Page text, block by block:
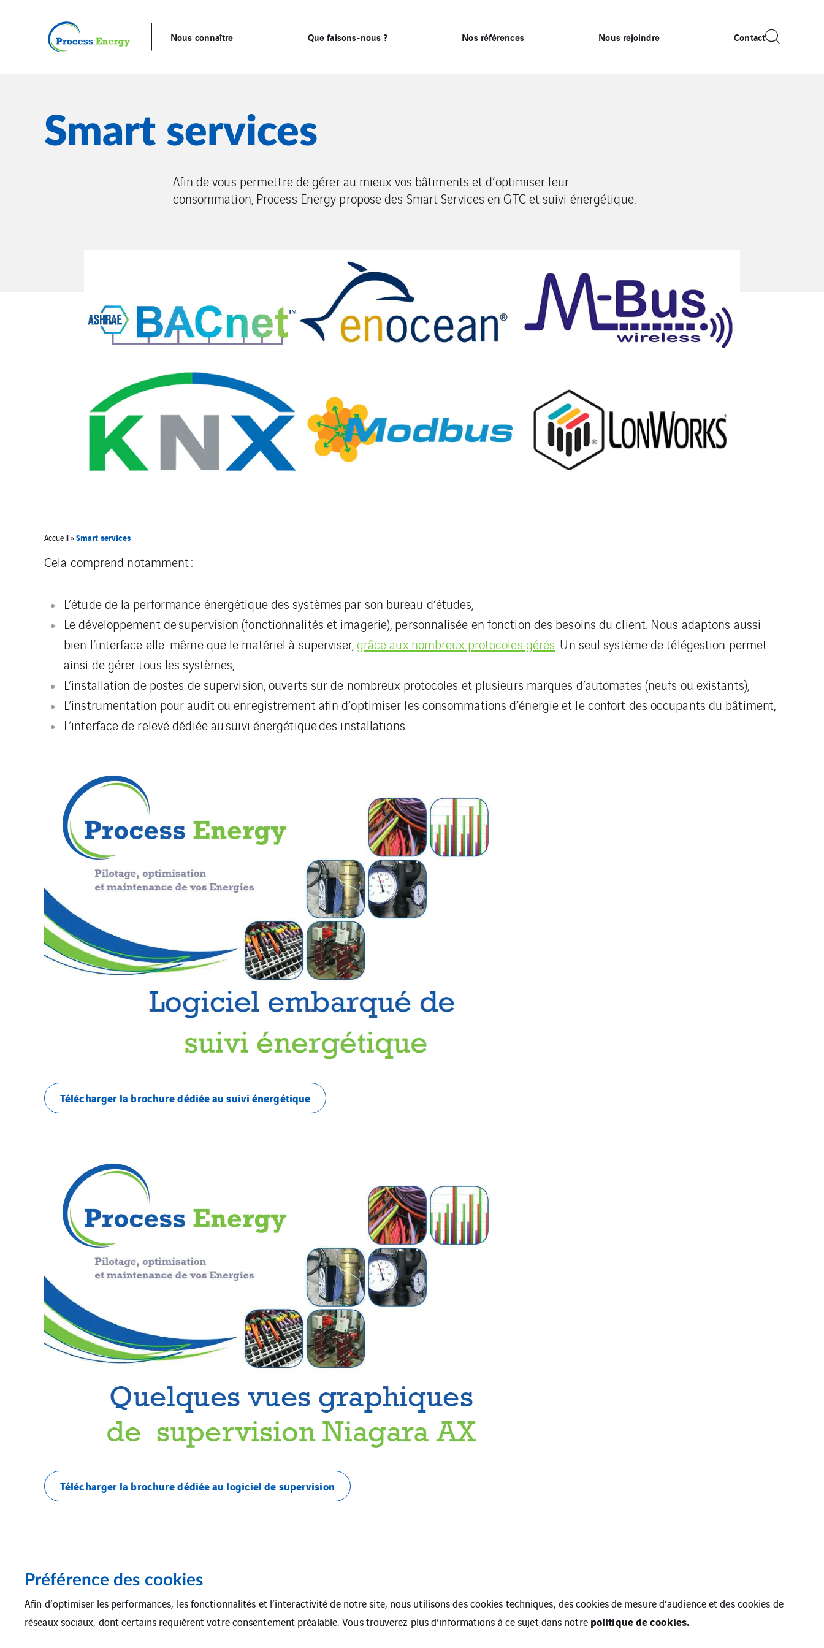
Nous connaître Que faisons-nous ? Nos références Nous rejoindre Contact
Smart services
Afin de vous permettre de gérer au mieux vos bâtiments et d’optimiser leur
consommation, Process Energy propose des Smart Services en GTC et suivi énergétique.
Accueil»Smart services
Cela comprend notamment :
L’étude de la performance énergétique des systèmes par son bureau d’études,
Le développement de supervision (fonctionnalités et imagerie), personnalisée en fonction des besoins du client. Nous adaptons aussi
bien l’interface elle-même que le matériel à superviser, grâce aux nombreux protocoles gérés . Un seul système de télégestion permet
ainsi de gérer tous les systèmes,
L’installation de postes de supervision, ouverts sur de nombreux protocoles et plusieurs marques d’automates (neufs ou existants),
L’instrumentation pour audit ou enregistrement afin d’optimiser les consommations d’énergie et le confort des occupants du bâtiment,
L’interface de relevé dédiée au suivi énergétique des installations.
Télécharger la brochure dédiée au suivi énergétique
Télécharger la brochure dédiée au logiciel de supervision
Préférence des cookies
Afin d’optimiser les performances, les fonctionnalités et l’interactivité de notre site, nous utilisons des cookies techniques, des cookies de mesure d’audience et des cookies de
réseaux sociaux, dont certains requièrent votre consentement préalable. Vous trouverez plus d’informations à ce sujet dans notre politique de cookies.